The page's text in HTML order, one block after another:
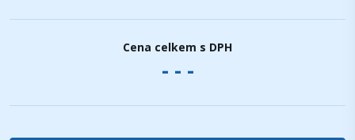
Cena celkem s DPH
- - -